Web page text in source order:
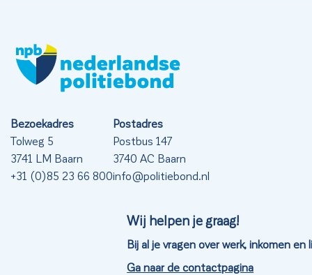
Bezoekadres
Tolweg 5
3741 LM Baarn
+31 (0)85 23 66 800
Postadres
Postbus 147
3740 AC Baarn
info@politiebond.nl
Wij helpen je graag!
Bij al je vragen over werk, inkomen en
Ga naar de contactpagina